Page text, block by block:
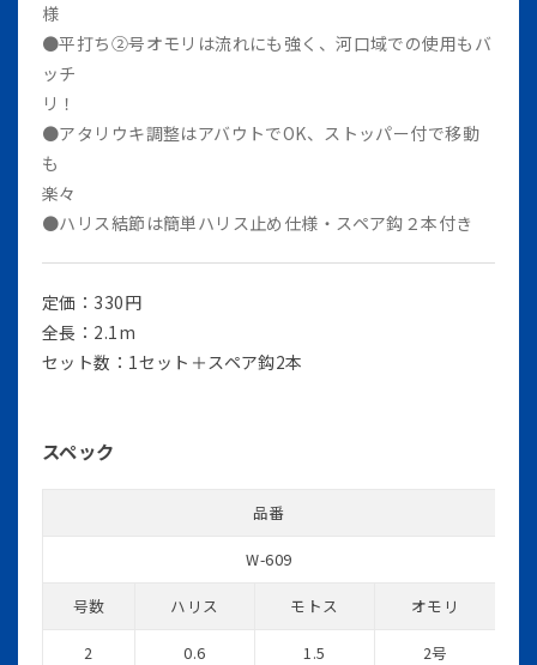
●平打ち②号オモリは流れにも強く、河口域での使用もバ
ッチ
●アタリウキ調整はアバウトでOK、ストッパー付で移動
も
●ハリス結節は簡単ハリス止め仕様・スペア鈎２本付き
定価：330円
全長：2.1m
セット数：1セット＋スペア鈎2本
スペック
品番
W-609
号数 ハリス モトス オモリ
2 0.6 1.5 2号